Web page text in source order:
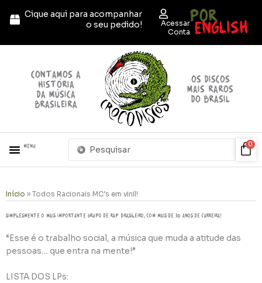
para
conteúdo
Cique aqui para acompanhar
o seu pedido!
Acessar
Conta
POR
ENGLISH
contamos a
história
da música
brasileira
OS discos
mais raros
do brasil
Menu
Pesquisar
0
Início » Todos Racionais MC’s em vinil!
Simplesmente o mais importante grupo de rap brasileiro, com mais de 30 anos de carreira!
“Esse é o trabalho social, a música que muda a atitude das
pessoas… que entra na mente!”
LISTA DOS LPs: